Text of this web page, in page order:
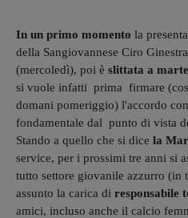
In un primo momento la
della Sangiovannese Ciro
(mercoledì), poi è slittata a
si vuole infatti prima firmare
domani pomeriggio) l'accordo
fondamentale dal punto di vista
Stando a quello che si dice la
service, per i prossimi tre anni si
tutto settore giovanile azzurro (in
assunto la carica di responsabile
amici, incluso anche il calcio